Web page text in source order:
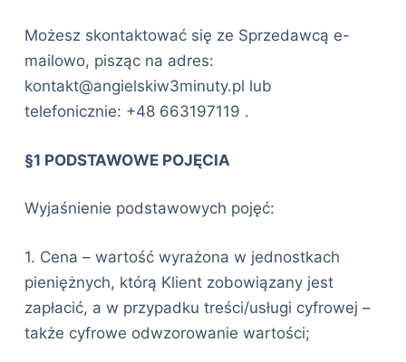
Możesz skontaktować się ze Sprzedawcą e-
mailowo, pisząc na adres:
kontakt@angielskiw3minuty.pl lub
telefonicznie: +48 663197119 .
§1 PODSTAWOWE POJĘCIA
Wyjaśnienie podstawowych pojęć:
1. Cena – wartość wyrażona w jednostkach
pieniężnych, którą Klient zobowiązany jest
zapłacić, a w przypadku treści/usługi cyfrowej –
także cyfrowe odwzorowanie wartości;